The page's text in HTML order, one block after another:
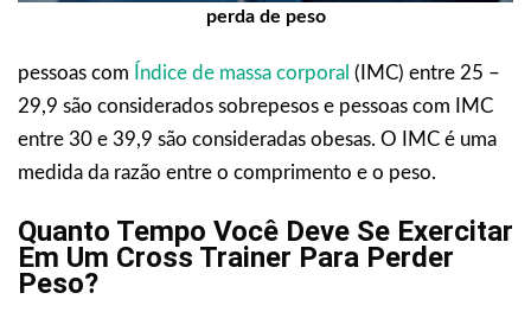
perda de peso
pessoas com Índice de massa corporal (IMC) entre 25 –
29,9 são considerados sobrepesos e pessoas com IMC
entre 30 e 39,9 são consideradas obesas. O IMC é uma
medida da razão entre o comprimento e o peso.
Quanto Tempo Você Deve Se Exercitar
Em Um Cross Trainer Para Perder
Peso?